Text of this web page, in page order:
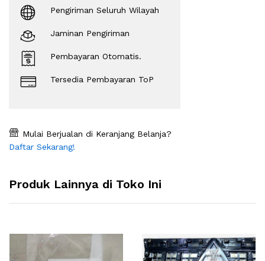
Pengiriman Seluruh Wilayah
Jaminan Pengiriman
Pembayaran Otomatis.
Tersedia Pembayaran ToP
Mulai Berjualan di Keranjang Belanja?
Daftar Sekarang!
Produk Lainnya di Toko Ini